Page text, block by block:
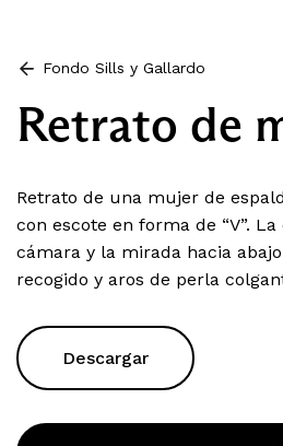
Fondo Sills y Gallardo
Retrato de
Retrato de una mujer de
con escote en forma de “V”.
cámara y la mirada hacia
recogido y aros de perla
Descargar